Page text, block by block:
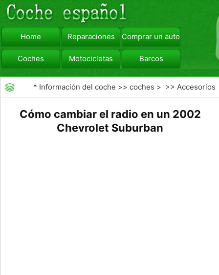
Home Reparaciones Comprar un automóvil
Coches Motocicletas Barcos
viajar Camiones
* Información del coche >>coches > >>Accesorios
Cómo cambiar el radio en un 2002
Chevrolet Suburban